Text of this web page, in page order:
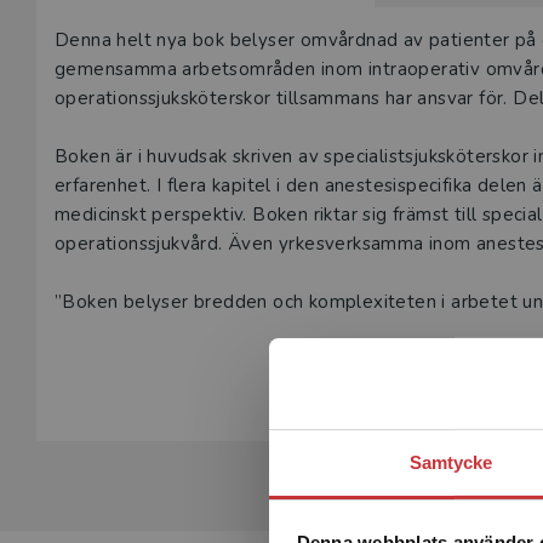
Samtycke
Våra
under 180
Den här
Beskrivning
Denna helt nya bok belyser omvårdnad av patienter
gemensamma arbetsområden inom intraoperativ
operationssjuksköterskor tillsammans har ansvar för.
Boken är i huvudsak skriven av
erfarenhet. I flera kapitel i den anestesispecifika
medicinskt perspektiv. Boken riktar sig främst till
operationssjukvård. Även yrkesverksamma inom
”Boken belyser bredden och komplexiteten i arbetet
Lotta Johansson, ordförande, Riksföreningen för